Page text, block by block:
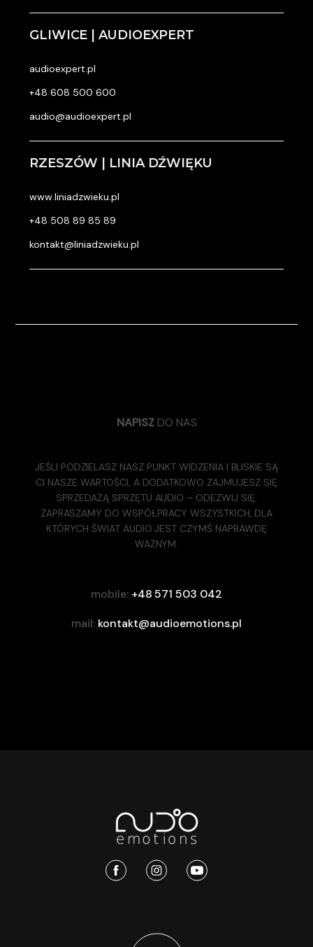
GLIWICE | AUDIOEXPERT
audioexpert.pl
+48 608 500 600
audio@audioexpert.pl
RZESZÓW | LINIA DŹWIĘKU
www.liniadzwieku.pl
+48 508 89 85 89
kontakt@liniadzwieku.pl
NAPISZ DO NAS
JEŚLI PODZIELASZ NASZ PUNKT WIDZENIA I BLISKIE SĄ
CI NASZE WARTOŚCI, A DODATKOWO ZAJMUJESZ SIĘ
SPRZEDAŻĄ SPRZĘTU AUDIO – ODEZWIJ SIĘ.
ZAPRASZAMY DO WSPÓŁPRACY WSZYSTKICH, DLA
KTÓRYCH ŚWIAT AUDIO JEST CZYMŚ NAPRAWDĘ
WAŻNYM.
mobile: +48 571 503 042
mail: kontakt@audioemotions.pl